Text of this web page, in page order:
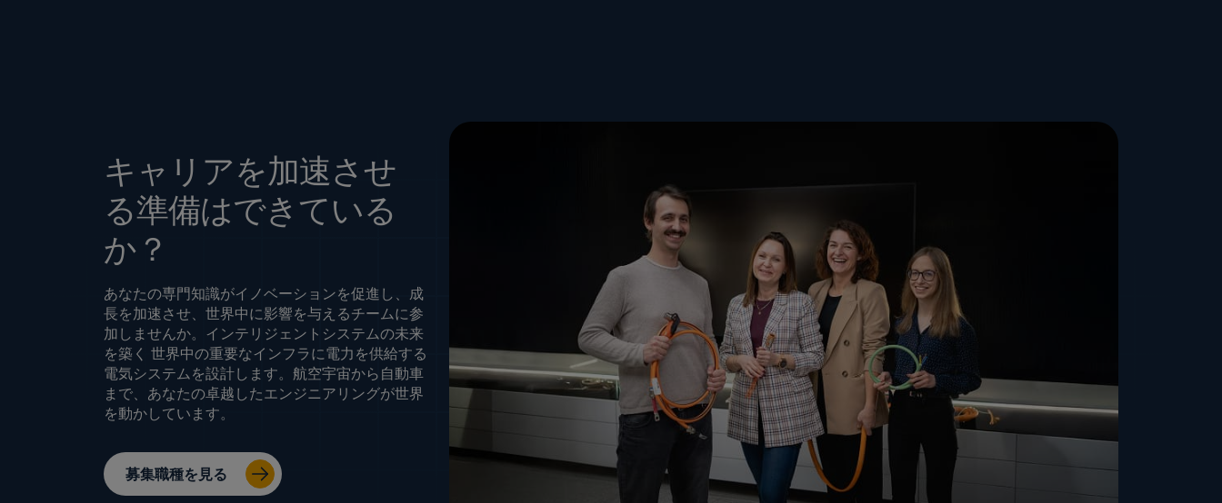
キャリアを加速させ
る準備はできている
か？
あなたの専門知識がイノベーションを促進し、成
長を加速させ、世界中に影響を与えるチームに参
加しませんか。インテリジェントシステムの未来
を築く 世界中の重要なインフラに電力を供給する
電気システムを設計します。航空宇宙から自動車
まで、あなたの卓越したエンジニアリングが世界
を動かしています。
募集職種を見る